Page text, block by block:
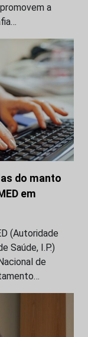
a
do manto
em
(Autoridade
Saúde, I.P.)
de